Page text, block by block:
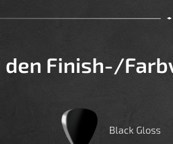
Finish-/
Black Gloss